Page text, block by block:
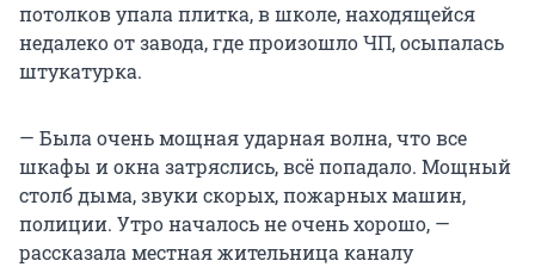
потолков упала плитка, в школе, находящейся
недалеко от завода, где произошло ЧП, осыпалась
штукатурка.
— Была очень мощная ударная волна, что все
шкафы и окна затряслись, всё попадало. Мощный
столб дыма, звуки скорых, пожарных машин,
полиции. Утро началось не очень хорошо, —
рассказала местная жительница каналу